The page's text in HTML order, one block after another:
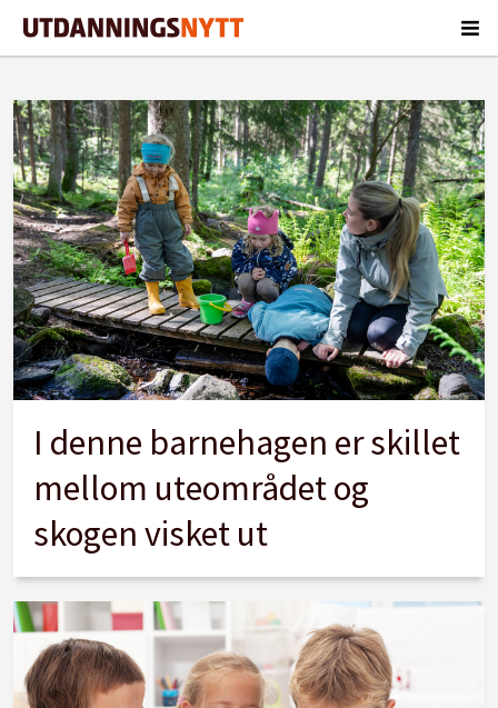
Tag:
lek
og
læring
I denne barnehagen er skillet
mellom uteområdet og
skogen visket ut